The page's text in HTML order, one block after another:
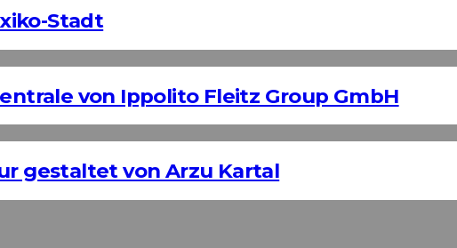
Stadt
von Ippolito Fleitz Group GmbH
gestaltet von Arzu Kartal